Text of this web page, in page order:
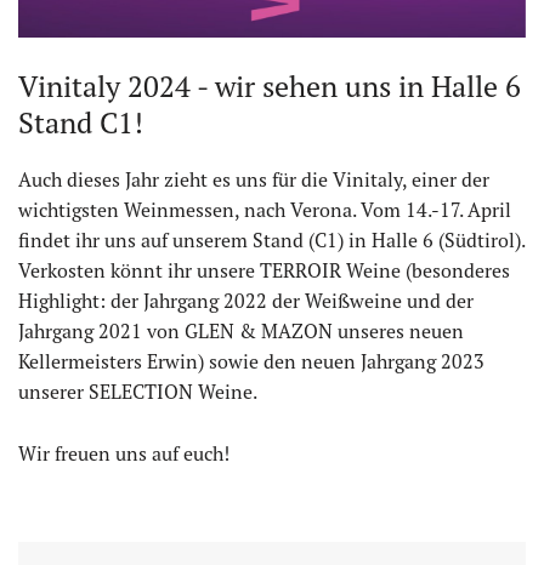
Vinitaly 2024 - wir sehen uns in Halle 6
Stand C1!
Auch dieses Jahr zieht es uns für die Vinitaly, einer der
wichtigsten Weinmessen, nach Verona. Vom 14.-17. April
findet ihr uns auf unserem Stand (C1) in Halle 6 (Südtirol).
Verkosten könnt ihr unsere TERROIR Weine (besonderes
Highlight: der Jahrgang 2022 der Weißweine und der
Jahrgang 2021 von GLEN & MAZON unseres neuen
Kellermeisters Erwin) sowie den neuen Jahrgang 2023
unserer SELECTION Weine.
Wir freuen uns auf euch!